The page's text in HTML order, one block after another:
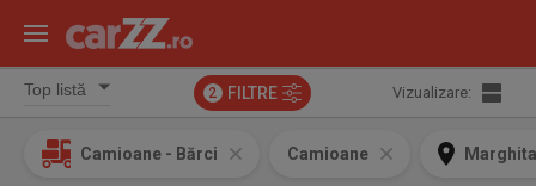
2 FILTRE Vizualizare:
Camioane - Bărci Camioane